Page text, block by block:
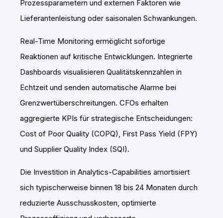
Prozessparametern und externen Faktoren wie
Lieferantenleistung oder saisonalen Schwankungen.
Real-Time Monitoring ermöglicht sofortige
Reaktionen auf kritische Entwicklungen. Integrierte
Dashboards visualisieren Qualitätskennzahlen in
Echtzeit und senden automatische Alarme bei
Grenzwertüberschreitungen. CFOs erhalten
aggregierte KPIs für strategische Entscheidungen:
Cost of Poor Quality (COPQ), First Pass Yield (FPY)
und Supplier Quality Index (SQI).
Die Investition in Analytics-Capabilities amortisiert
sich typischerweise binnen 18 bis 24 Monaten durch
reduzierte Ausschusskosten, optimierte